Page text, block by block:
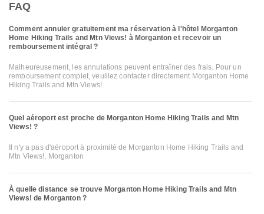
FAQ
Comment annuler gratuitement ma réservation à l'hôtel Morganton
Home Hiking Trails and Mtn Views! à Morganton et recevoir un
remboursement intégral ?
Malheureusement, les annulations peuvent entraîner des frais. Pour un
remboursement complet, veuillez contacter directement Morganton Home
Hiking Trails and Mtn Views!.
Quel aéroport est proche de Morganton Home Hiking Trails and Mtn
Views! ?
Il n'y a pas d'aéroport à proximité de Morganton Home Hiking Trails and
Mtn Views!, Morganton
À quelle distance se trouve Morganton Home Hiking Trails and Mtn
Views! de Morganton ?